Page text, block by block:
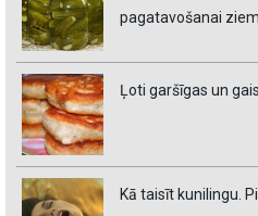
pagatavošanai
Ļoti garšīgas un
Kā taisīt kunilingu.